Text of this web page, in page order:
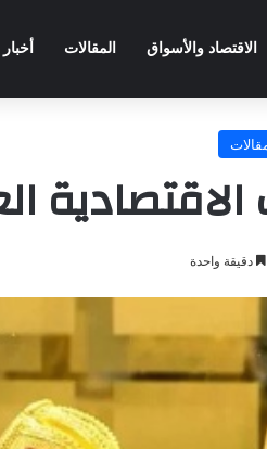
الاقتصاد والأسواق المقالات
دقيقة واحدة